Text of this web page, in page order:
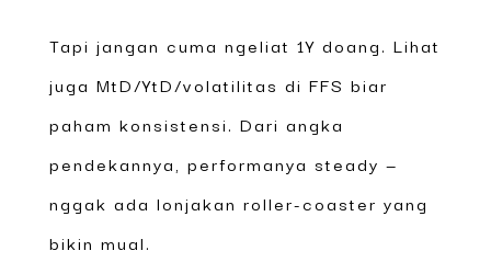
Tapi jangan cuma ngeliat 1Y doang. Lihat
juga MtD/YtD/volatilitas di FFS biar
paham konsistensi. Dari angka
pendekannya, performanya steady —
nggak ada lonjakan roller-coaster yang
bikin mual.